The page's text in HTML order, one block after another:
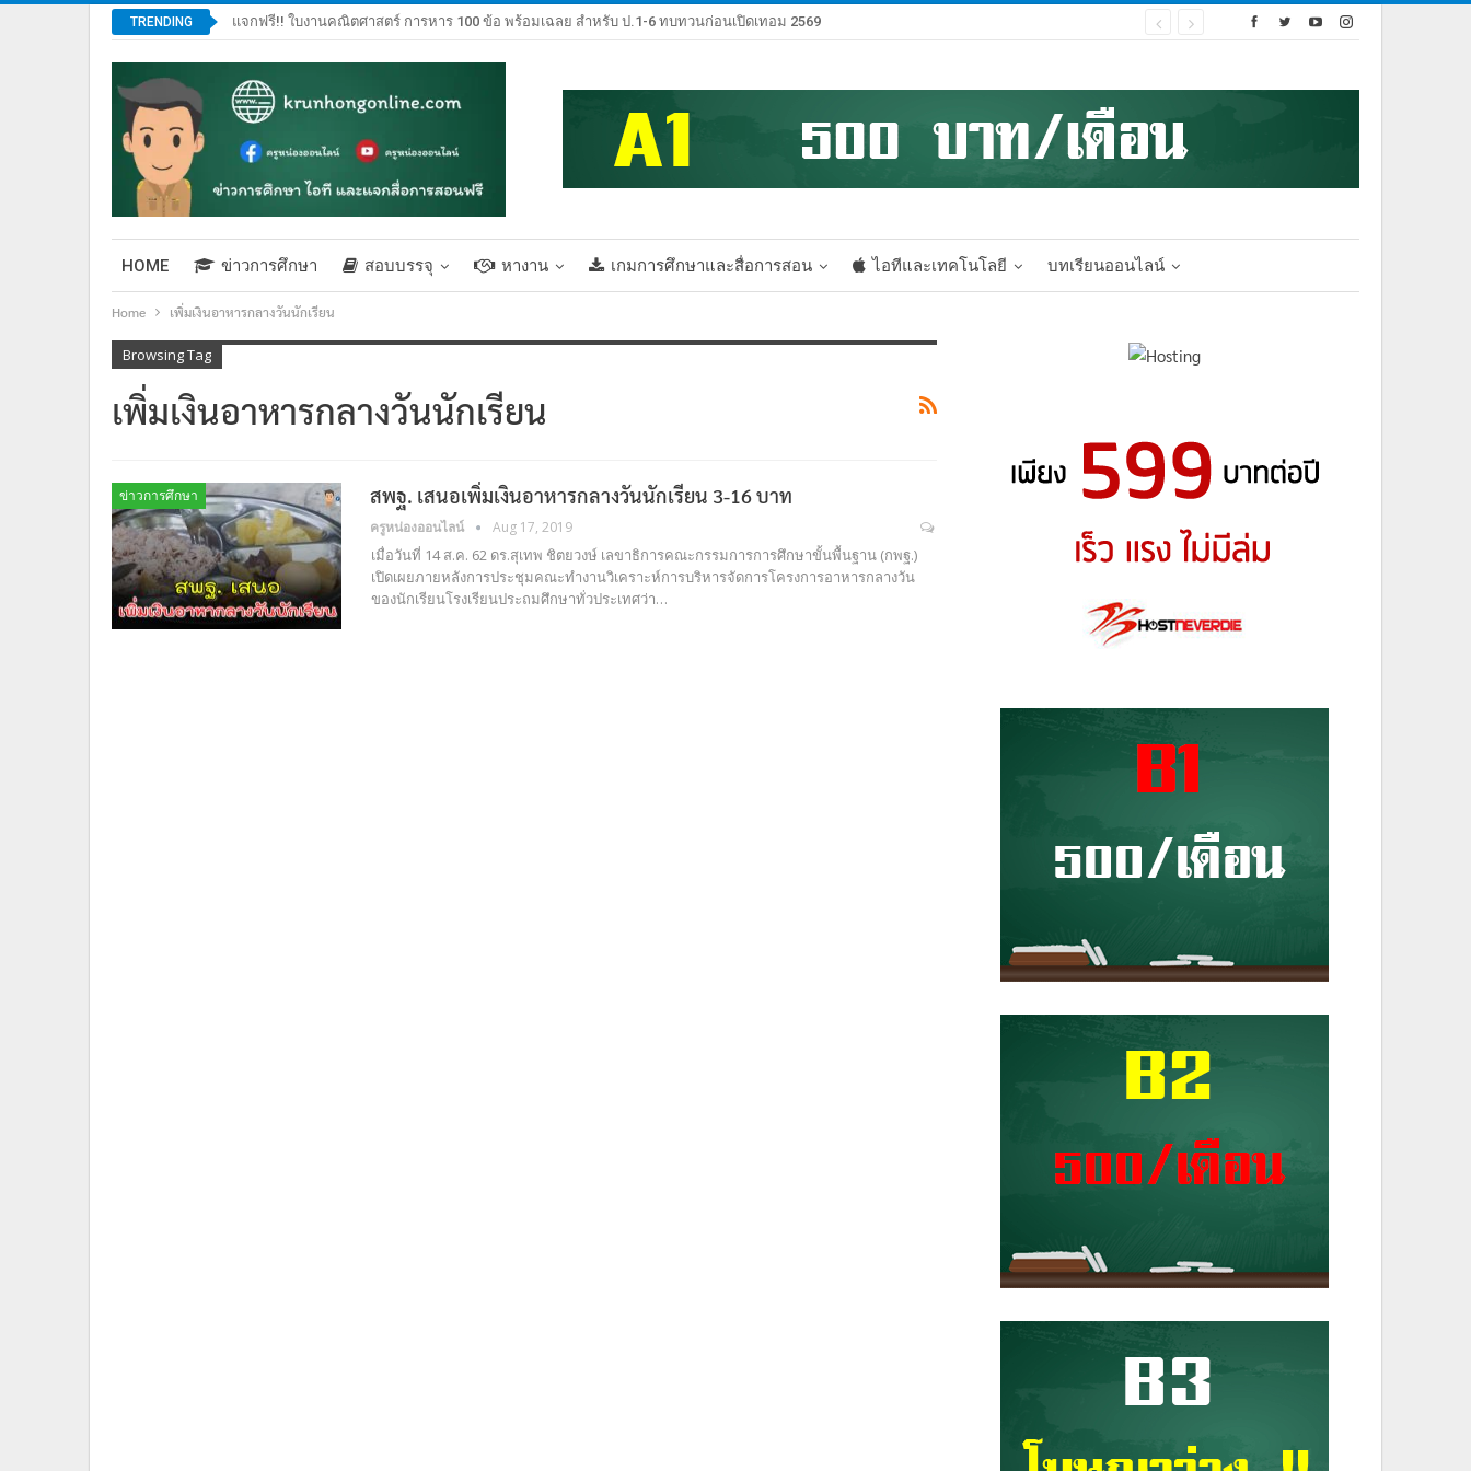
TRENDING แจกฟรี!! ใบงานคณิตศาสตร์ การหาร 100 ข้อ พร้อมเฉลย สำหรับ ป.1-6 ทบทวนก่อนเปิดเทอม 2569
HOME ข่าวการศึกษา สอบบรรจุ หางาน เกมการศึกษาและสื่อการสอน ไอทีและเทคโนโลยี บทเรียนออนไลน์
Home เพิ่มเงินอาหารกลางวันนักเรียน
Browsing Tag
เพิ่มเงินอาหารกลางวันนักเรียน
ข่าวการศึกษา สพฐ. เสนอเพิ่มเงินอาหารกลางวันนักเรียน 3-16 บาท
ครูหน่องออนไลน์ Aug 17, 2019
เมื่อวันที่ 14 ส.ค. 62 ดร.สุเทพ ชิตยวงษ์ เลขาธิการคณะกรรมการการศึกษาขั้นพื้นฐาน (กพฐ.)
เปิดเผยภายหลังการประชุมคณะทำงานวิเคราะห์การบริหารจัดการโครงการอาหารกลางวัน
ของนักเรียนโรงเรียนประถมศึกษาทั่วประเทศว่า…